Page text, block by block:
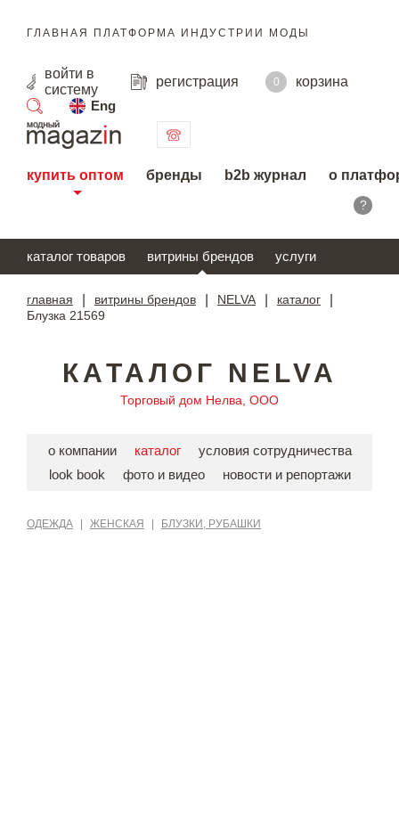
ГЛАВНАЯ ПЛАТФОРМА ИНДУСТРИИ МОДЫ
войти в
систему
регистрация 0
корзина
Eng
поиск
купить оптом бренды b2b журнал о
?
каталог товаров витрины брендов услуги
главная витрины брендов NELVA каталог
Блузка 21569
КАТАЛОГ NELVA
Торговый дом Нелва, ООО
о компании каталог
условия сотрудничества
look book
фото и видео новости и репортажи
ОДЕЖДА ЖЕНСКАЯ БЛУЗКИ, РУБАШКИ